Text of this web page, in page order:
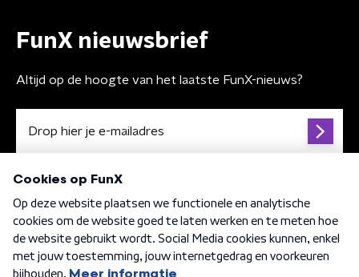
FunX nieuwsbrief
Altijd op de hoogte van het laatste FunX-nieuws?
Algemene voorwaarden Privacybeleid